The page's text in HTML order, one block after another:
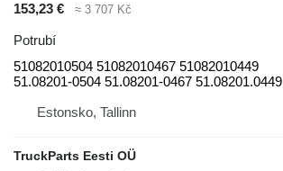
153,23 € ≈ 3 707 Kč
Potrubí
51082010504 51082010467 51082010449
51.08201-0504 51.08201-0467 51.08201.0449
Estonsko, Tallinn
TruckParts Eesti OÜ